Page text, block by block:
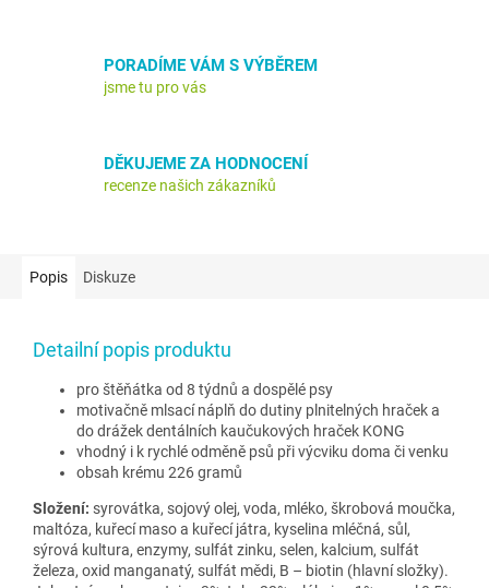
PORADÍME VÁM S VÝBĚREM
jsme tu pro vás
DĚKUJEME ZA HODNOCENÍ
recenze našich zákazníků
Popis Diskuze
Detailní popis produktu
pro štěňátka od 8 týdnů a dospělé psy
motivačně mlsací náplň do dutiny plnitelných hraček a
do drážek dentálních kaučukových hraček KONG
vhodný i k rychlé odměně psů při výcviku doma či venku
obsah krému 226 gramů
Složení: syrovátka, sojový olej, voda, mléko, škrobová moučka,
maltóza, kuřecí maso a kuřecí játra, kyselina mléčná, sůl,
sýrová kultura, enzymy, sulfát zinku, selen, kalcium, sulfát
železa, oxid manganatý, sulfát mědi, B – biotin (hlavní složky).